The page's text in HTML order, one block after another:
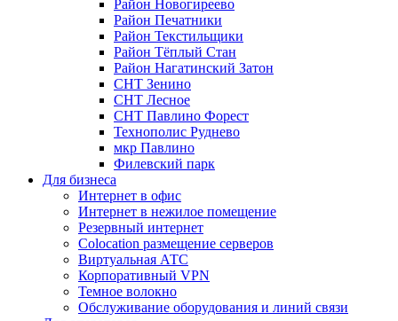
Район Новогиреево
Район Печатники
Район Текстильщики
Район Тёплый Стан
Район Нагатинский Затон
СНТ Зенино
СНТ Лесное
СНТ Павлино Форест
Технополис Руднево
мкр Павлино
Филевский парк
Для бизнеса
Интернет в офис
Интернет в нежилое помещение
Резервный интернет
Colocation размещение серверов
Виртуальная АТС
Корпоративный VPN
Темное волокно
Обслуживание оборудования и линий связи